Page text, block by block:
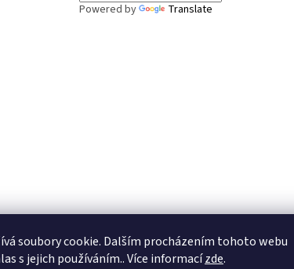
soubory cookie. Dalším procházením tohoto webu
s jejich používáním.. Více informacízde.
Powered by Translate
čerpáme dovolenou. Objednávky v tomto období budou